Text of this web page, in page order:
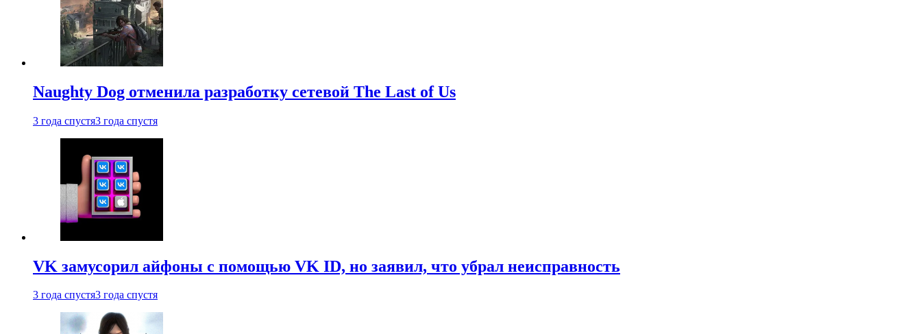
Naughty Dog отменила разработку сетевой The Last of Us
3 года спустя3 года спустя
VK замусорил айфоны с помощью VK ID, но заявил, что убрал неисправность
3 года спустя3 года спустя